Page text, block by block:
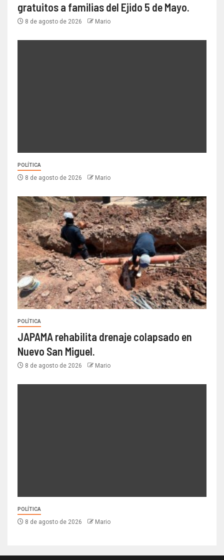
gratuitos a familias del Ejido 5 de Mayo.
8 de agosto de 2026 Mario
POLÍTICA
8 de agosto de 2026 Mario
POLÍTICA
JAPAMA rehabilita drenaje colapsado en
Nuevo San Miguel.
8 de agosto de 2026 Mario
POLÍTICA
8 de agosto de 2026 Mario